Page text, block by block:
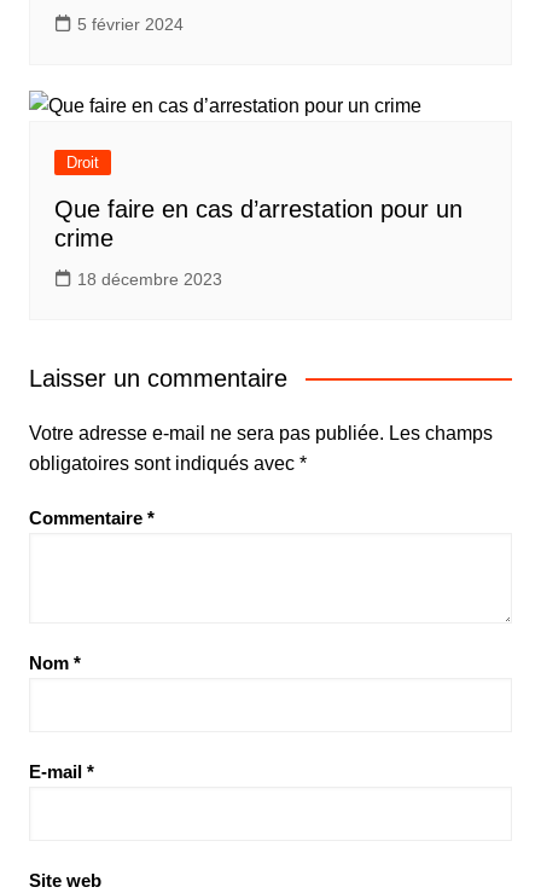
5 février 2024
Droit
Que faire en cas d’arrestation pour un
crime
18 décembre 2023
Laisser un commentaire
Votre adresse e-mail ne sera pas publiée. Les champs
obligatoires sont indiqués avec *
Commentaire *
Nom *
E-mail *
Site web